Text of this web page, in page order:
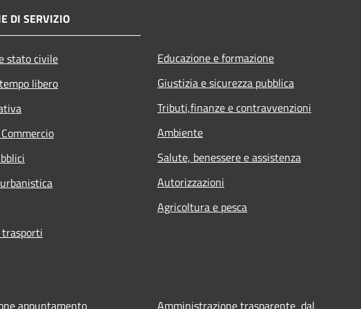
DI SERVIZIO
stato civile
libero
Educazione e formazione
Giustizia e sicurezza pubblica
Tributi,finanze e contravvenzioni
Ambiente
Salute, benessere e assistenza
Autorizzazioni
Agricoltura e pesca
appuntamento Amministrazione trasparente dal